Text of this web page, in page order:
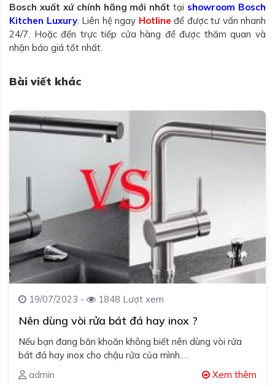
Bosch xuất xứ chính hãng mới nhất tại showroom Bosch
Kitchen Luxury. Liên hệ ngay Hotline để được tư vấn nhanh
24/7. Hoặc đến trực tiếp cửa hàng để được thăm quan và
nhận báo giá tốt nhất.
Bài viết khác
19/07/2023 - 1848 Lượt xem
Nên dùng vòi rửa bát đá hay inox ?
Nếu bạn đang băn khoăn không biết nên dùng vòi rửa
bát đá hay inox cho chậu rửa của mình.…
admin
Xem thêm